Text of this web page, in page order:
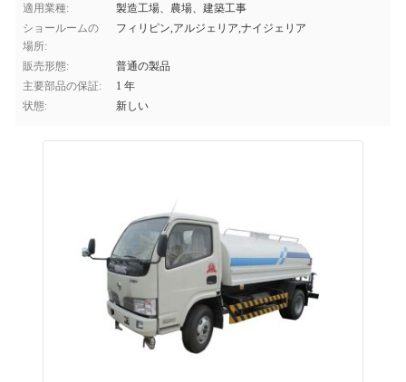
適用業種:
製造工場、農場、建築工事
ショールームの
場所:
フィリピン,アルジェリア,ナイジェリア
販売形態:
普通の製品
主要部品の保証:
1 年
状態:
新しい